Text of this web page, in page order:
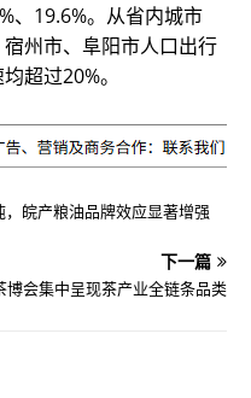
、19.6%。从省内城市
州市、阜阳市人口出行
超过20%。
皖产粮油品牌效应显著增强
下一篇
博会集中呈现茶产业全链条品类